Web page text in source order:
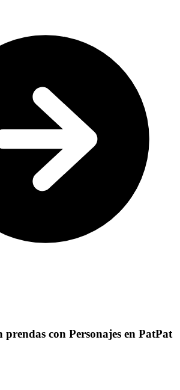
prendas con Personajes en PatPat